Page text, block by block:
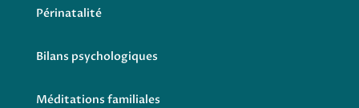
Périnatalité
Bilans psychologiques
Méditations familiales